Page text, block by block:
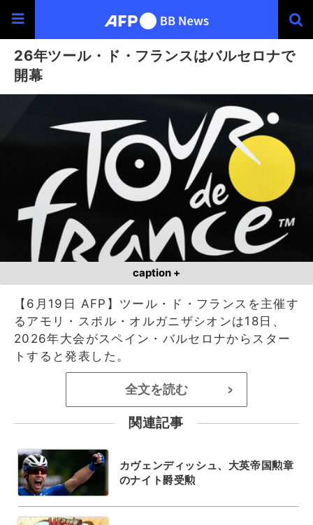
26年ツール・ド・フランスはバルセロナで
開幕
caption +
【6月19日 AFP】ツール・ド・フランスを主催す
るアモリ・スポル・オルガニザシオンは18日、
2026年大会がスペイン・バルセロナからスター
トすると発表した。
全文を読む >
関連記事
カヴェンディッシュ、大英帝国勲章
のナイト爵受勲